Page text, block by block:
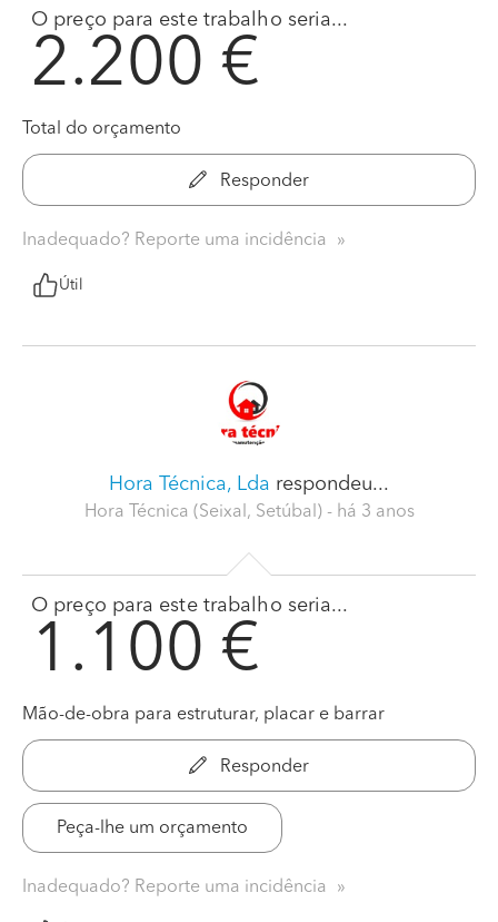
O preço para este trabalho seria...
2.200 €
Total do orçamento
Responder
Inadequado? Reporte uma incidência
Útil
Hora Técnica, Lda respondeu...
Hora Técnica (Seixal, Setúbal) - há 3 anos
O preço para este trabalho seria...
1.100 €
Mão-de-obra para estruturar, placar e barrar
Responder
Peça-lhe um orçamento
Inadequado? Reporte uma incidência